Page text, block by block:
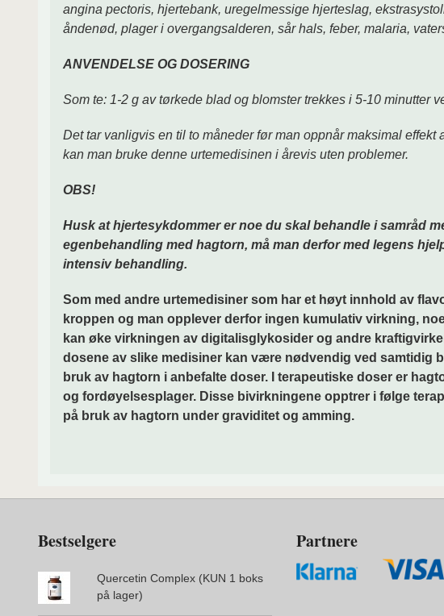
angina pectoris, hjertebank, uregelmessige hjerteslag,
åndenød, plager i overgangsalderen, sår hals, feber, malaria,
ANVENDELSE OG DOSERING
Som te: 1-2 g av tørkede blad og blomster trekkes i 5-10 minutter
Det tar vanligvis en til to måneder før man oppnår maksimal
kan man bruke denne urtemedisinen i årevis uten problemer.
OBS!
Husk at hjertesykdommer er noe du skal behandle i samråd
egenbehandling med hagtorn, må man derfor med legens
intensiv behandling.
Som med andre urtemedisiner som har et høyt innhold av
kroppen og man opplever derfor ingen kumulativ virkning,
kan øke virkningen av digitalisglykosider og andre
dosene av slike medisiner kan være nødvendig ved samtidig
bruk av hagtorn i anbefalte doser. I terapeutiske doser er
og fordøyelsesplager. Disse bivirkningene opptrer i følge
på bruk av hagtorn under graviditet og amming.
Bestselgere
Quercetin Complex (KUN 1 boks
på lager)
Partnere